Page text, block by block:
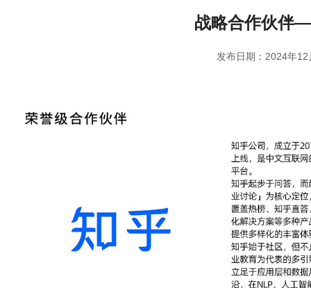
战略合作伙伴
发布日期：2024年12